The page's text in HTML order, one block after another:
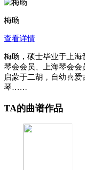
梅旸
查看详情
梅旸，硕士毕业于上海
琴会会员、上海琴会
启蒙于二胡，自幼喜
琴……
TA的曲谱作品